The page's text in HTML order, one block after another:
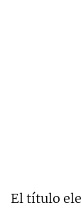
El título